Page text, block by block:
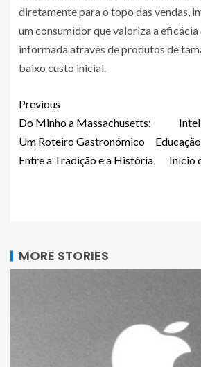
diretamente para o topo das vendas,
um consumidor que valoriza a eficácia
informada através de produtos de
baixo custo inicial.
Previous
Do Minho a Massachusetts:
Um Roteiro Gastronómico
Entre a Tradição e a História
Início
MORE STORIES